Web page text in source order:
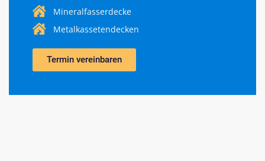
Mineralfasserdecke
Metalkassetendecken
Termin vereinbaren